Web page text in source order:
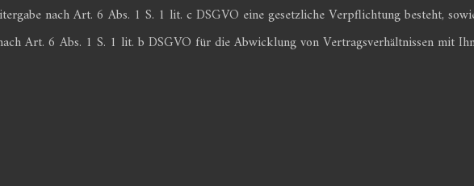
nach Art. 6 Abs. 1 S. 1 lit. c DSGVO eine gesetzliche Verpflichtung besteht,
Art. 6 Abs. 1 S. 1 lit. b DSGVO für die Abwicklung von Vertragsverhältnissen mit